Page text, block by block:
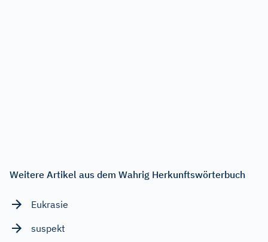
Weitere Artikel aus dem Wahrig Herkunftswörterbuch
Eukrasie
suspekt